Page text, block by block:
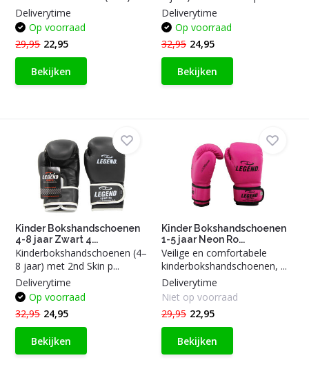
Deliverytime
Op voorraad
29,95 22,95
Bekijken
Deliverytime
Op voorraad
32,95 24,95
Bekijken
Kinder Bokshandschoenen
4-8 jaar Zwart 4...
Kinderbokshandschoenen (4–
8 jaar) met 2nd Skin p...
Deliverytime
Op voorraad
32,95 24,95
Bekijken
Kinder Bokshandschoenen
1-5 jaar Neon Ro...
Veilige en comfortabele
kinderbokshandschoenen, ...
Deliverytime
Niet op voorraad
29,95 22,95
Bekijken